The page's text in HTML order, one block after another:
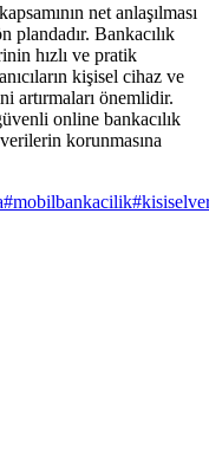
net anlaşılması
plandadır. Bankacılık
hızlı ve pratik
kişisel cihaz ve
artırmaları önemlidir.
online bankacılık
korunmasına
#mobilbankacilik#